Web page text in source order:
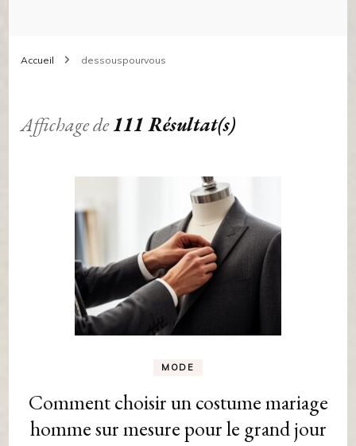
Accueil dessouspourvous
Affichage de111 Résultat(s)
MODE
Comment choisir un costume mariage
homme sur mesure pour le grand jour